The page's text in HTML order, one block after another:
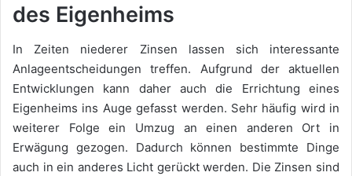
des Eigenheims
In Zeiten niederer Zinsen lassen sich interessante
Anlageentscheidungen treffen. Aufgrund der aktuellen
Entwicklungen kann daher auch die Errichtung eines
Eigenheims ins Auge gefasst werden. Sehr häufig wird in
weiterer Folge ein Umzug an einen anderen Ort in
Erwägung gezogen. Dadurch können bestimmte Dinge
auch in ein anderes Licht gerückt werden. Die Zinsen sind